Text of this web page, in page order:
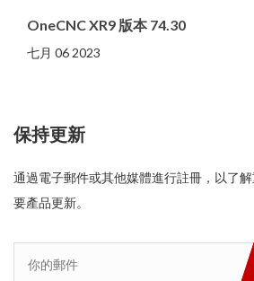
OneCNC XR9 版本 74.30
七月 06 2023
保持更新
通過電子郵件或其他媒體進行註冊，以了
要產品更新。